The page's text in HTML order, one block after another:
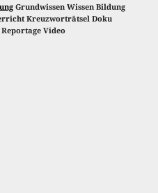
Grundwissen Wissen Bildung
Kreuzworträtsel Doku
Video